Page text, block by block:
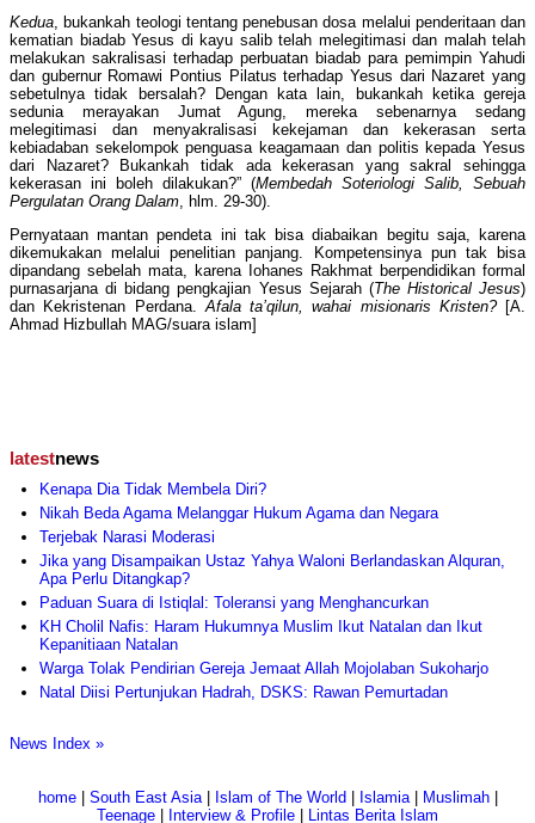
Kedua, bukankah teologi tentang penebusan dosa melalui penderitaan dan
kematian biadab Yesus di kayu salib telah melegitimasi dan malah telah
melakukan sakralisasi terhadap perbuatan biadab para pemimpin Yahudi
dan gubernur Romawi Pontius Pilatus terhadap Yesus dari Nazaret yang
sebetulnya tidak bersalah? Dengan kata lain, bukankah ketika gereja
sedunia merayakan Jumat Agung, mereka sebenarnya sedang
melegitimasi dan menyakralisasi kekejaman dan kekerasan serta
kebiadaban sekelompok penguasa keagamaan dan politis kepada Yesus
dari Nazaret? Bukankah tidak ada kekerasan yang sakral sehingga
kekerasan ini boleh dilakukan?” (Membedah Soteriologi Salib, Sebuah
Pergulatan Orang Dalam, hlm. 29-30).
Pernyataan mantan pendeta ini tak bisa diabaikan begitu saja, karena
dikemukakan melalui penelitian panjang. Kompetensinya pun tak bisa
dipandang sebelah mata, karena Iohanes Rakhmat berpendidikan formal
purnasarjana di bidang pengkajian Yesus Sejarah (The Historical Jesus)
dan Kekristenan Perdana.Afala ta’qilun, wahai misionaris Kristen? [A.
Ahmad Hizbullah MAG/suara islam]
latestnews
Kenapa Dia Tidak Membela Diri?
Nikah Beda Agama Melanggar Hukum Agama dan Negara
Terjebak Narasi Moderasi
Jika yang Disampaikan Ustaz Yahya Waloni Berlandaskan Alquran,
Apa Perlu Ditangkap?
Paduan Suara di Istiqlal: Toleransi yang Menghancurkan
KH Cholil Nafis: Haram Hukumnya Muslim Ikut Natalan dan Ikut
Kepanitiaan Natalan
Warga Tolak Pendirian Gereja Jemaat Allah Mojolaban Sukoharjo
Natal Diisi Pertunjukan Hadrah, DSKS: Rawan Pemurtadan
News Index »
home| South East Asia| Islam of The World Islamia| Muslimah|
Teenage
Interview & Profile Lintas Berita Islam